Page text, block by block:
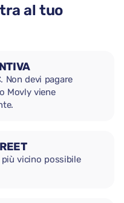
al tuo
devi pagare
Movly viene
vicino possibile